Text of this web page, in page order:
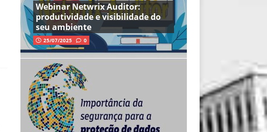
Webinar Netwrix Auditor:
produtividade e visibilidade do
seu ambiente
25/07/2025 0